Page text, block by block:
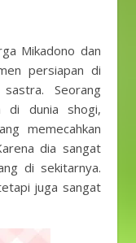
Mikadono dan
persiapan di
Seorang
di dunia shogi,
memecahkan
dia sangat
di sekitarnya.
juga sangat